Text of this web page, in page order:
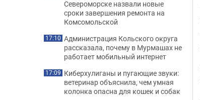
Североморске назвали новые
сроки завершения ремонта на
Комсомольской
17:10 Администрация Кольского округа
рассказала, почему в Мурмашах не
работает мобильный интернет
17:09 Киберхулиганы и пугающие звуки:
ветеринар объяснила, чем умная
колонка опасна для кошек и собак